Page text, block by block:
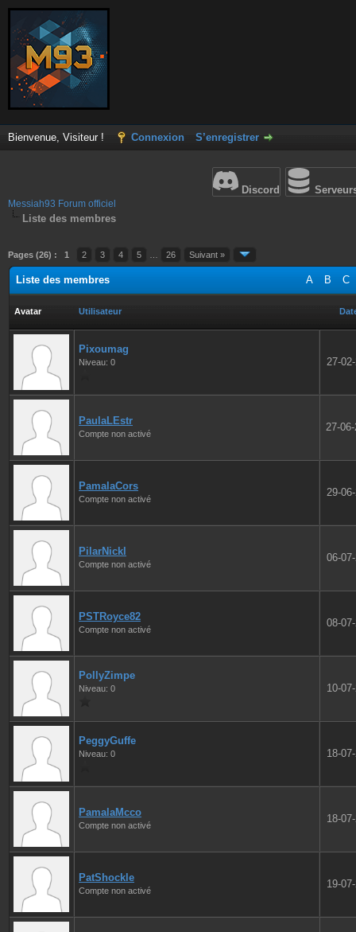
Bienvenue, Visiteur ! Connexion S’enregistrer
Discord
Messiah93 Forum officiel
Liste des membres
Pages (26) : 1 2 3 4 5 26 Suivant »
A B C
Liste des membres
Avatar Utilisateur
Pixoumag
Niveau: 0 27-
PaulaLEstr
Compte non activé
27-
PamalaCors
Compte non activé
29-
PilarNickl
Compte non activé
06-
PSTRoyce82
Compte non activé
08-
PollyZimpe
Niveau: 0 10-
PeggyGuffe
Niveau: 0 18-
PamalaMcco
Compte non activé
18-
PatShockle
Compte non activé
19-